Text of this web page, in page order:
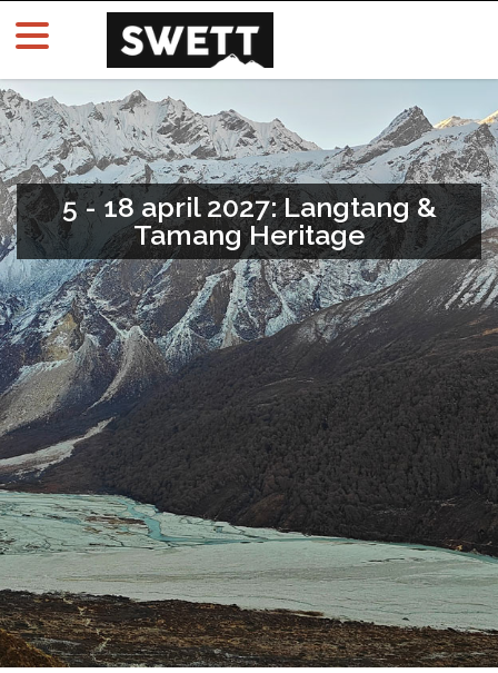
5 - 18 april 2027: Langtang &
Tamang Heritage